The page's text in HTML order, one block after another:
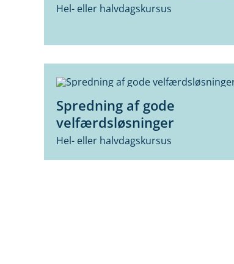
Hel- eller halvdagskursus
Spredning af gode
velfærdsløsninger
Hel- eller halvdagskursus